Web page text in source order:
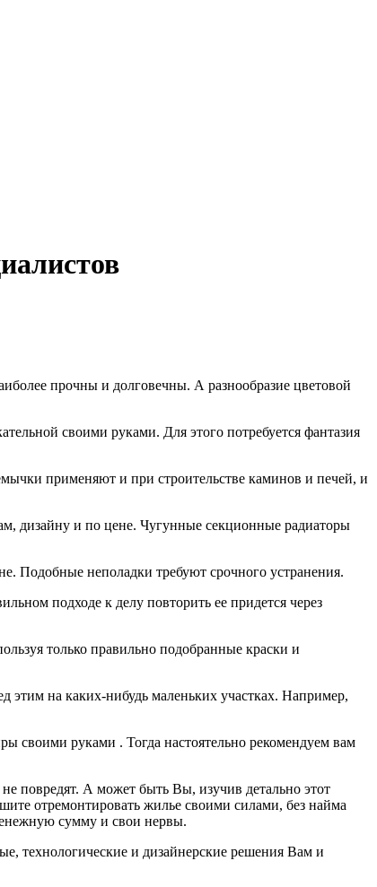
прочны и долговечны. А разнооб­разие цветовой
своими руками. Для этого потребуется фантазия
применяют и при строительстве каминов и печей, и
дизайну и по цене. Чугунные секционные радиаторы
Подобные неполадки требуют срочного устранения.
подходе к делу повторить ее придется через
только правильно подобранные краски и
этим на каких-нибудь маленьких участках. Например,
своими руками . Тогда настоятельно рекомендуем вам
повредят. А может быть Вы, изучив детально этот
отремонтировать жилье своими силами, без найма
сумму и свои нервы.
технологические и дизайнерские решения Вам и